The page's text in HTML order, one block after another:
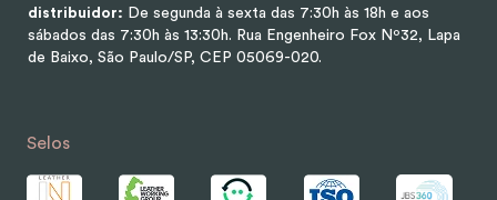
distribuidor: De segunda à sexta das 7:30h às 18h e aos
sábados das 7:30h às 13:30h. Rua Engenheiro Fox Nº32, Lapa
de Baixo, São Paulo/SP, CEP 05069-020.
Selos